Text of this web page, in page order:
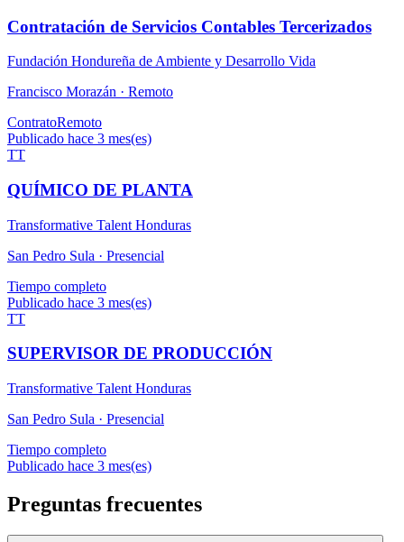
Contratación de Servicios Contables Tercerizados
Fundación Hondureña de Ambiente y Desarrollo Vida
Francisco Morazán · Remoto
ContratoRemoto
Publicado hace 3 mes(es)
TT
QUÍMICO DE PLANTA
Transformative Talent Honduras
San Pedro Sula · Presencial
Tiempo completo
Publicado hace 3 mes(es)
TT
SUPERVISOR DE PRODUCCIÓN
Transformative Talent Honduras
San Pedro Sula · Presencial
Tiempo completo
Publicado hace 3 mes(es)
Preguntas frecuentes